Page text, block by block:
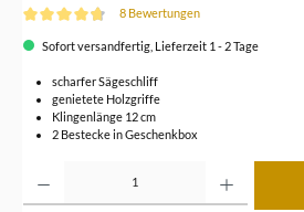
8 Bewertungen
Sofort versandfertig, Lieferzeit 1 - 2 Tage
scharfer Sägeschliff
genietete Holzgriffe
Klingenlänge 12 cm
2 Bestecke in Geschenkbox